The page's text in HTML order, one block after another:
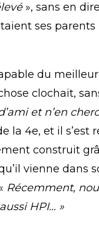
», sans en
ses
du
clochait,
et n’en
la 4e, et il s’est
construit
vienne dans
Récemment,
HPI… »